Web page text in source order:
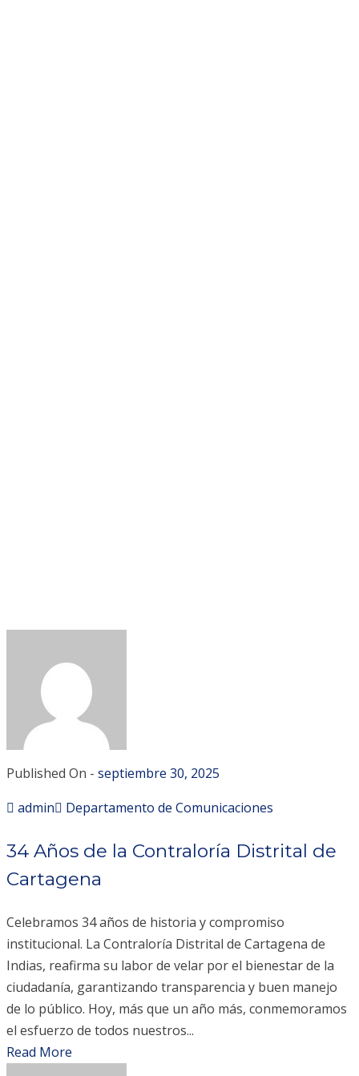
Published On - septiembre 30, 2025
admin
Departamento de Comunicaciones
34 Años de la Contraloría Distrital de
Cartagena
Celebramos 34 años de historia y compromiso
institucional. La Contraloría Distrital de Cartagena de
Indias, reafirma su labor de velar por el bienestar de la
ciudadanía, garantizando transparencia y buen manejo
de lo público. Hoy, más que un año más, conmemoramos
el esfuerzo de todos nuestros...
Read More